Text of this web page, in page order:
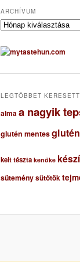
ARCHÍVUM
A
c
h
uLEGTÖBBET
almaa nagyik
glutén mentes
kelt tészta kenőke
süteménysütőtök